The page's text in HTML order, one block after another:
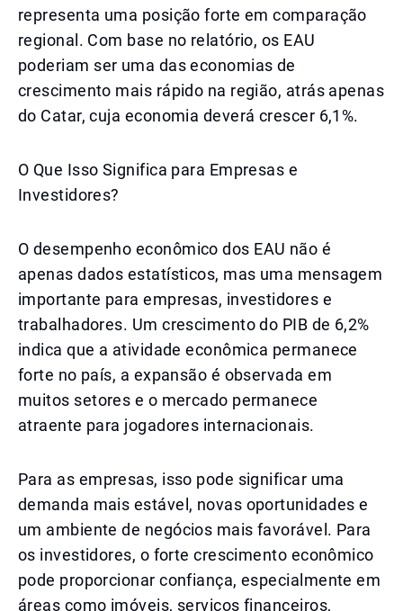
representa uma posição forte em comparação
regional. Com base no relatório, os EAU
poderiam ser uma das economias de
crescimento mais rápido na região, atrás apenas
do Catar, cuja economia deverá crescer 6,1%.
O Que Isso Significa para Empresas e
Investidores?
O desempenho econômico dos EAU não é
apenas dados estatísticos, mas uma mensagem
importante para empresas, investidores e
trabalhadores. Um crescimento do PIB de 6,2%
indica que a atividade econômica permanece
forte no país, a expansão é observada em
muitos setores e o mercado permanece
atraente para jogadores internacionais.
Para as empresas, isso pode significar uma
demanda mais estável, novas oportunidades e
um ambiente de negócios mais favorável. Para
os investidores, o forte crescimento econômico
pode proporcionar confiança, especialmente em
áreas como imóveis, serviços financeiros,